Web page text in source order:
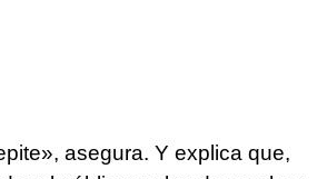
asegura. Y explica que,